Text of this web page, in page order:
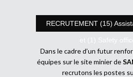
RECRUTEMENT (15)
et (1) Safety
Dans le cadre d’un futur
équipes sur le site minier de
recrutons les postes